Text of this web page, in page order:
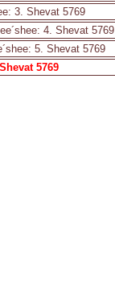
3. Shevat 5769
4. Shevat 5769
5. Shevat 5769
5769